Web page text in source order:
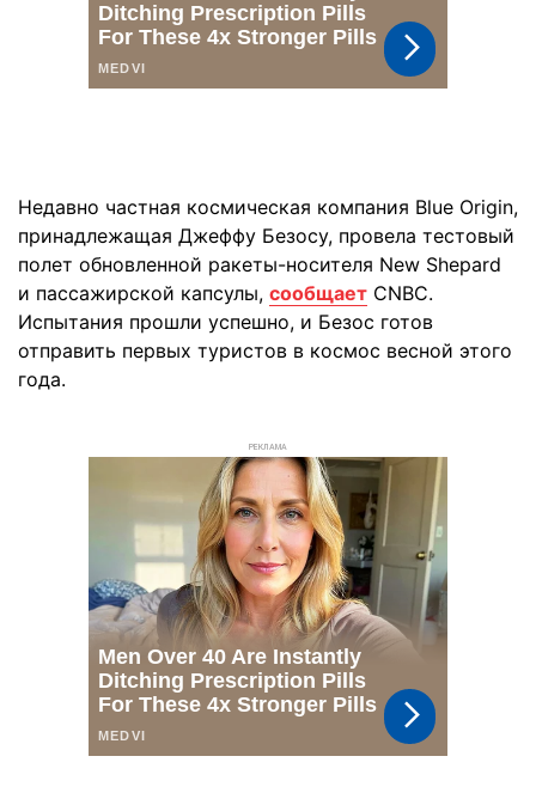
Недавно частная космическая компания Blue Origin,
принадлежащая Джеффу Безосу, провела тестовый
полет обновленной ракеты-носителя New Shepard
и пассажирской капсулы, сообщает CNBC.
Испытания прошли успешно, и Безос готов
отправить первых туристов в космос весной этого
года.
РЕКЛАМА